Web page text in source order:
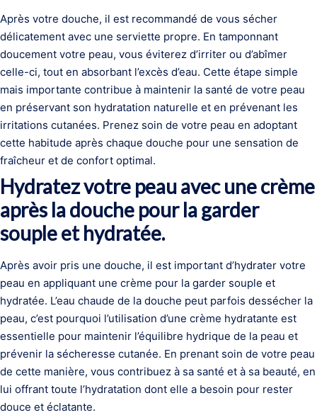
Après votre douche, il est recommandé de vous sécher
délicatement avec une serviette propre. En tamponnant
doucement votre peau, vous éviterez d’irriter ou d’abîmer
celle-ci, tout en absorbant l’excès d’eau. Cette étape simple
mais importante contribue à maintenir la santé de votre peau
en préservant son hydratation naturelle et en prévenant les
irritations cutanées. Prenez soin de votre peau en adoptant
cette habitude après chaque douche pour une sensation de
fraîcheur et de confort optimal.
Hydratez votre peau avec une crème
après la douche pour la garder
souple et hydratée.
Après avoir pris une douche, il est important d’hydrater votre
peau en appliquant une crème pour la garder souple et
hydratée. L’eau chaude de la douche peut parfois dessécher la
peau, c’est pourquoi l’utilisation d’une crème hydratante est
essentielle pour maintenir l’équilibre hydrique de la peau et
prévenir la sécheresse cutanée. En prenant soin de votre peau
de cette manière, vous contribuez à sa santé et à sa beauté, en
lui offrant toute l’hydratation dont elle a besoin pour rester
douce et éclatante.